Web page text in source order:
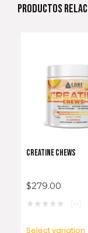
PRODUCTOS
CREATINE CHEWS
$279.00
★★★★★
Select variation